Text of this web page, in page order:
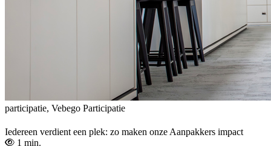
participatie, Vebego Participatie
Iedereen verdient een plek: zo maken onze Aanpakkers impact
1 min.